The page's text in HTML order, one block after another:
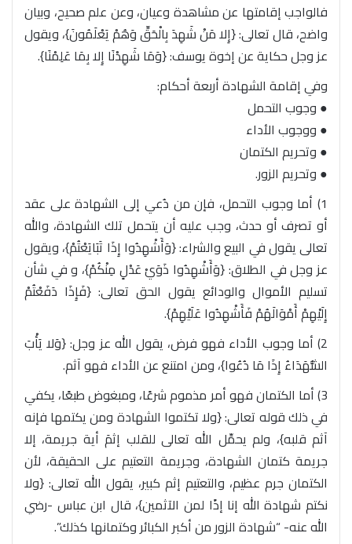
فالواجب إقامتها عن مشاهدة وعيان، وعن علم صحيح، وبيان
واضح، قال تعالى: {إِلا مَنْ شَهِدَ بِالْحَقِّ وَهُمْ يَعْلَمُونَ}، ويقول
عز وجل حكاية عن إخوة يوسف: {وَمَا شَهِدْنَا إِلا بِمَا عَلِمْنَا}.
وفي إقامة الشهادة أربعة أحكام:
● وجوب التحمل
● ووجوب الأداء
● وتحريم الكتمان
● وتحريم الزور.
1) أما وجوب التحمل، فإن من دُعي إلى الشهادة على عقد
أو تصرف أو حدث، وجب عليه أن يتحمل تلك الشهادة، والله
تعالى يقول في البيع والشراء: {وَأَشْهِدُوا إِذَا تَبَايَعْتُمْ}، ويقول
عز وجل في الطلاق: {وَأَشْهِدُوا ذَوَيْ عَدْلٍ مِنْكُمْ}، و في شأن
تسليم الأموال والودائع يقول الحق تعالى: {فَإِذَا دَفَعْتُمْ
إِلَيْهِمْ أَمْوَالَهُمْ فَأَشْهِدُوا عَلَيْهِمْ}.
2) أما وجوب الأداء فهو فرض، يقول الله عز وجل: {وَلا يَأْبَ
الشُّهَدَاءُ إِذَا مَا دُعُوا}، ومن امتنع عن الأداء فهو آثم.
3) أما الكتمان فهو أمر مذموم شرعًا، ومبغوض طبعًا، يكفي
في ذلك قوله تعالى: {ولا تكتموا الشهادة ومن يكتمها فإنه
آثم قلبه}، ولم يحمِّل الله تعالى للقلب إثمَ أية جريمة، إلا
جريمة كتمان الشهادة، وجريمة التعتيم على الحقيقة، لأن
الكتمان جرم عظيم، والتعتيم إثم كبير، يقول الله تعالى: {ولا
نكتم شهادة الله إنا إذًا لمن الآثمين}، قال ابن عباس -رضي
الله عنه- “شهادة الزور من أكبر الكبائر وكتمانها كذلك”.